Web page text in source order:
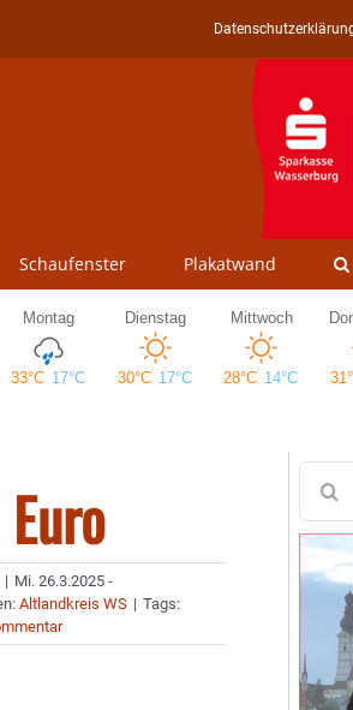
Schaufenster Plakatwand
| Mi. 26.3.2025 -
Altlandkreis WS | Tags:
nach: